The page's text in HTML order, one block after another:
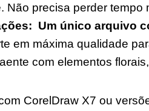
Não precisa perder
Um único arquivo
em máxima qualidade
com elementos
CorelDraw X7 ou